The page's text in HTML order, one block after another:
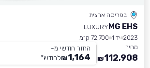
בפריסה ארצית
MG EHS
LUXURY
2023 יד 1
72,700 ק״מ
מחיר
112,908
₪
החזר חודשי מ-
1,164
₪לחודש*